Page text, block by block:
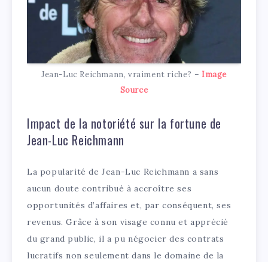
Jean-Luc Reichmann, vraiment riche? – Image
Source
Impact de la notoriété sur la fortune de
Jean-Luc Reichmann
La popularité de Jean-Luc Reichmann a sans
aucun doute contribué à accroître ses
opportunités d’affaires et, par conséquent, ses
revenus. Grâce à son visage connu et apprécié
du grand public, il a pu négocier des contrats
lucratifs non seulement dans le domaine de la